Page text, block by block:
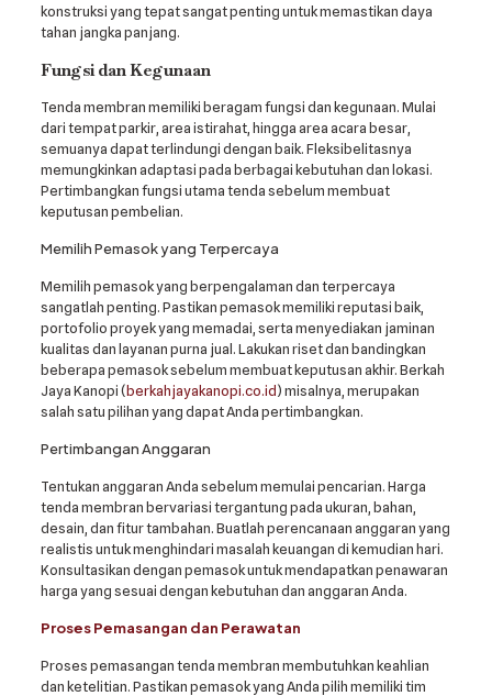
konstruksi yang tepat sangat penting untuk memastikan daya
tahan jangka panjang.
Fungsi dan Kegunaan
Tenda membran memiliki beragam fungsi dan kegunaan. Mulai
dari tempat parkir, area istirahat, hingga area acara besar,
semuanya dapat terlindungi dengan baik. Fleksibelitasnya
memungkinkan adaptasi pada berbagai kebutuhan dan lokasi.
Pertimbangkan fungsi utama tenda sebelum membuat
keputusan pembelian.
Memilih Pemasok yang Terpercaya
Memilih pemasok yang berpengalaman dan terpercaya
sangatlah penting. Pastikan pemasok memiliki reputasi baik,
portofolio proyek yang memadai, serta menyediakan jaminan
kualitas dan layanan purna jual. Lakukan riset dan bandingkan
beberapa pemasok sebelum membuat keputusan akhir. Berkah
Jaya Kanopi (berkahjayakanopi.co.id) misalnya, merupakan
salah satu pilihan yang dapat Anda pertimbangkan.
Pertimbangan Anggaran
Tentukan anggaran Anda sebelum memulai pencarian. Harga
tenda membran bervariasi tergantung pada ukuran, bahan,
desain, dan fitur tambahan. Buatlah perencanaan anggaran yang
realistis untuk menghindari masalah keuangan di kemudian hari.
Konsultasikan dengan pemasok untuk mendapatkan penawaran
harga yang sesuai dengan kebutuhan dan anggaran Anda.
Proses Pemasangan dan Perawatan
Proses pemasangan tenda membran membutuhkan keahlian
dan ketelitian. Pastikan pemasok yang Anda pilih memiliki tim